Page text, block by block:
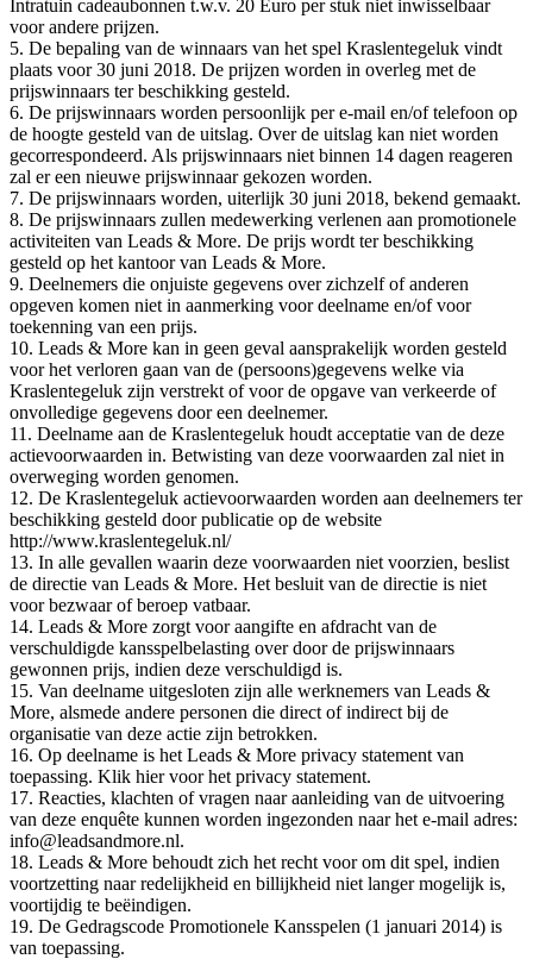
Intratuin cadeaubonnen t.w.v. 20 Euro per stuk niet inwisselbaar
voor andere prijzen.
5. De bepaling van de winnaars van het spel Kraslentegeluk vindt
plaats voor 30 juni 2018. De prijzen worden in overleg met de
prijswinnaars ter beschikking gesteld.
6. De prijswinnaars worden persoonlijk per e-mail en/of telefoon op
de hoogte gesteld van de uitslag. Over de uitslag kan niet worden
gecorrespondeerd. Als prijswinnaars niet binnen 14 dagen reageren
zal er een nieuwe prijswinnaar gekozen worden.
7. De prijswinnaars worden, uiterlijk 30 juni 2018, bekend gemaakt.
8. De prijswinnaars zullen medewerking verlenen aan promotionele
activiteiten van Leads & More. De prijs wordt ter beschikking
gesteld op het kantoor van Leads & More.
9. Deelnemers die onjuiste gegevens over zichzelf of anderen
opgeven komen niet in aanmerking voor deelname en/of voor
toekenning van een prijs.
10. Leads & More kan in geen geval aansprakelijk worden gesteld
voor het verloren gaan van de (persoons)gegevens welke via
Kraslentegeluk zijn verstrekt of voor de opgave van verkeerde of
onvolledige gegevens door een deelnemer.
11. Deelname aan de Kraslentegeluk houdt acceptatie van de deze
actievoorwaarden in. Betwisting van deze voorwaarden zal niet in
overweging worden genomen.
12. De Kraslentegeluk actievoorwaarden worden aan deelnemers ter
beschikking gesteld door publicatie op de website
http://www.kraslentegeluk.nl/
13. In alle gevallen waarin deze voorwaarden niet voorzien, beslist
de directie van Leads & More. Het besluit van de directie is niet
voor bezwaar of beroep vatbaar.
14. Leads & More zorgt voor aangifte en afdracht van de
verschuldigde kansspelbelasting over door de prijswinnaars
gewonnen prijs, indien deze verschuldigd is.
15. Van deelname uitgesloten zijn alle werknemers van Leads &
More, alsmede andere personen die direct of indirect bij de
organisatie van deze actie zijn betrokken.
16. Op deelname is het Leads & More privacy statement van
toepassing. Klik hier voor het privacy statement.
17. Reacties, klachten of vragen naar aanleiding van de uitvoering
van deze enquête kunnen worden ingezonden naar het e-mail adres:
info@leadsandmore.nl.
18. Leads & More behoudt zich het recht voor om dit spel, indien
voortzetting naar redelijkheid en billijkheid niet langer mogelijk is,
voortijdig te beëindigen.
19. De Gedragscode Promotionele Kansspelen (1 januari 2014) is
van toepassing.